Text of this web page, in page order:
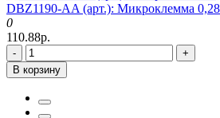
DBZ1190-AA (арт.): Микроклемма
0
110.88р.
-
+
В корзину